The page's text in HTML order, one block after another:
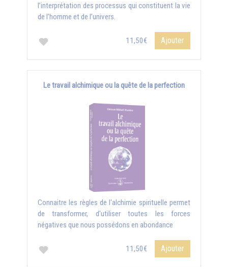
l’interprétation des processus qui constituent la vie
de l’homme et de l’univers.
11,50€ Ajouter
Le travail alchimique ou la quête de la perfection
Connaitre les règles de l'alchimie spirituelle permet
de transformer, d'utiliser toutes les forces
négatives que nous possédons en abondance
11,50€ Ajouter